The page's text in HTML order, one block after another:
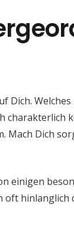
Dich.
charakterlich
Mach Dich
einigen